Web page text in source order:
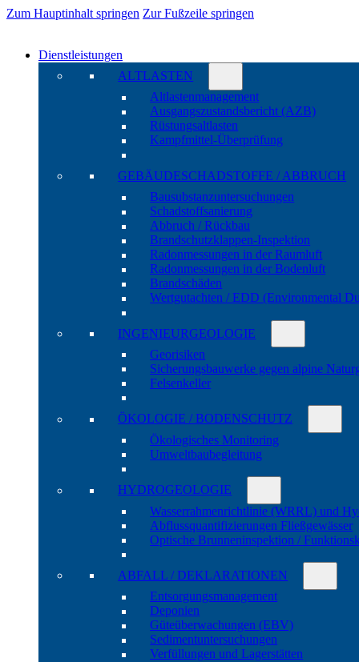
Zum Hauptinhalt springen Zur Fußzeile springen
Dienstleistungen
ALTLASTEN
Altlasten­manage­ment
Ausgangs­zustands­bericht (AZB)
Rüstungs­altlasten
Kampf­mittel-Über­prüfung
GEBÄUDE­SCHADSTOFFE / ABBRUCH
Bau­substanz­unter­suchungen
Schadstoff­sanierung
Abbruch / Rückbau
Brandschutz­klappen-Inspektion
Radon­messungen in der Raum­luft
Radon­messungen in der Boden­luft
Brand­schäden
Wert­gutachten / EDD (Environ­mental
INGENIEUR­GEOLOGIE
Geo­risiken
Sicherungs­bau­werke gegen alpine
Felsen­keller
ÖKOLOGIE / BODENSCHUTZ
Öko­logisches Moni­toring
Umwelt­bau­be­gleitung
HYDRO­GEOLOGIE
Wasser­rahmen­richtlinie (WRRL) und
Abfluss­quanti­fizierungen Fließ­gewässer
Optische Brunnen­inspektion /
ABFALL / DEKLARATIONEN
Entsorgungs­manage­ment
Deponien
Güte­über­wachungen (EBV)
Sedi­ment­unter­suchungen
Verfül­lungen und Lager­stätten